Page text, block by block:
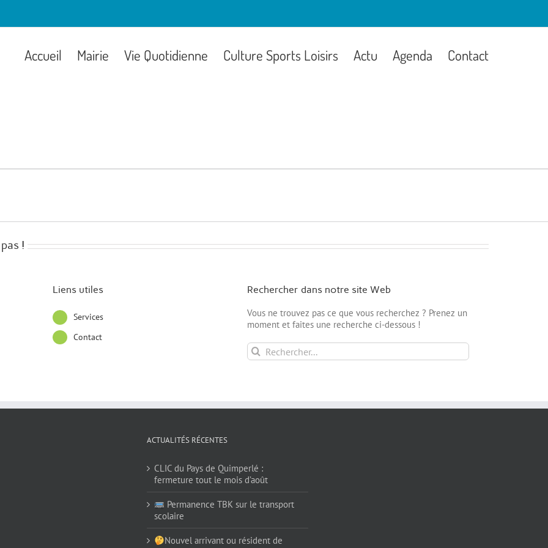
Accueil Mairie Vie Quotidienne Culture Sports Loisirs Actu Agenda Contact
!
Liens utiles
Services
Contact
Rechercher dans notre site Web
Vous ne trouvez pas ce que vous recherchez ? Prenez un
moment et faites une recherche ci-dessous !
Rechercher:
ACTUALITÉS RÉCENTES
CLIC du Pays de Quimperlé :
fermeture tout le mois d’août
Permanence TBK sur le transport
scolaire
Nouvel arrivant ou résident de